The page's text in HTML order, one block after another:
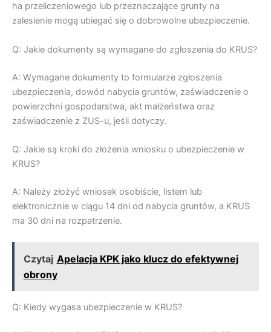
ha przeliczeniowego lub przeznaczające grunty na
zalesienie mogą ubiegać się o dobrowolne ubezpieczenie.
Q: Jakie dokumenty są wymagane do zgłoszenia do KRUS?
A: Wymagane dokumenty to formularze zgłoszenia
ubezpieczenia, dowód nabycia gruntów, zaświadczenie o
powierzchni gospodarstwa, akt małżeństwa oraz
zaświadczenie z ZUS-u, jeśli dotyczy.
Q: Jakie są kroki do złożenia wniosku o ubezpieczenie w
KRUS?
A: Należy złożyć wniosek osobiście, listem lub
elektronicznie w ciągu 14 dni od nabycia gruntów, a KRUS
ma 30 dni na rozpatrzenie.
Czytaj Apelacja KPK jako klucz do efektywnej
obrony
Q: Kiedy wygasa ubezpieczenie w KRUS?